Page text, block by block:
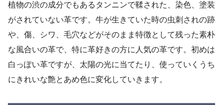
植物の渋の成分でもあるタンニンで鞣された、染色、塗装
がされていない革です。牛が生きていた時の虫刺されの跡
や、傷、シワ、毛穴などがそのまま特徴として残った素朴
な風合いの革で、特に革好きの方に人気の革です。初めは
白っぽい革ですが、太陽の光に当てたり、使っていくうち
にきれいな艶とあめ色に変化していきます。